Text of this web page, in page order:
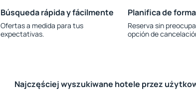
Búsqueda rápida y fácilmente
Ofertas a medida para tus
expectativas.
Planifica de
Reserva sin
opción de
Najczęściej wyszukiwane hotele przez